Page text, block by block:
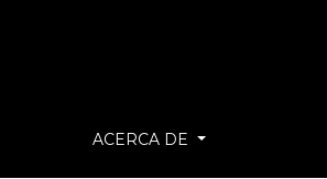
ACERCA DE